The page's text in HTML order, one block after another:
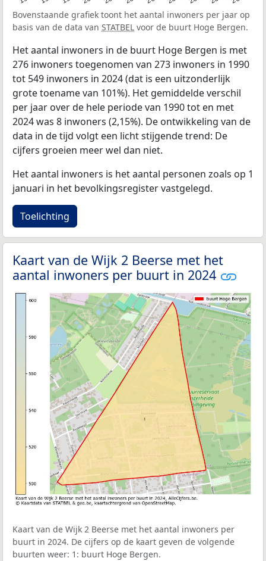
Bovenstaande grafiek toont het aantal inwoners per jaar op
basis van de data van STATBEL voor de buurt Hoge Bergen.
Het aantal inwoners in de buurt Hoge Bergen is met
276 inwoners toegenomen van 273 inwoners in 1990
tot 549 inwoners in 2024 (dat is een uitzonderlijk
grote toename van 101%). Het gemiddelde verschil
per jaar over de hele periode van 1990 tot en met
2024 was 8 inwoners (2,15%). De ontwikkeling van de
data in de tijd volgt een licht stijgende trend: De
cijfers groeien meer wel dan niet.
Het aantal inwoners is het aantal personen zoals op 1
januari in het bevolkingsregister vastgelegd.
Toelichting
Kaart van de Wijk 2 Beerse met het
aantal inwoners per buurt in 2024
Kaart van de Wijk 2 Beerse met het aantal inwoners per
buurt in 2024. De cijfers op de kaart geven de volgende
buurten weer: 1: buurt Hoge Bergen.